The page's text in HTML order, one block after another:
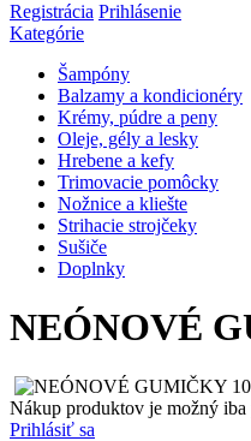
Registrácia Prihlásenie
Kategórie
Šampóny
Balzamy a kondicionéry
Krémy, púdre a peny
Oleje, gély a lesky
Hrebene a kefy
Trimovacie pomôcky
Nožnice a kliešte
Strihacie strojčeky
Sušiče
Doplnky
NEÓNOVÉ
Nákup produktov je možný iba
Prihlásiť sa